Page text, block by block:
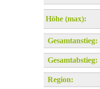
Höhe (max):
Gesamtanstieg:
Gesamtabstieg:
Region: